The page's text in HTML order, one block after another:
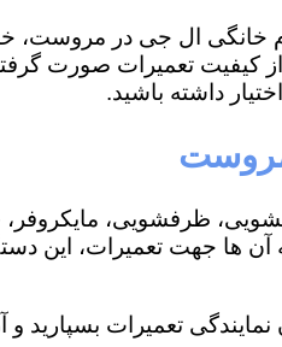
خانگی ال جی در مروست،
کیفیت تعمیرات صورت
داشته باشید.
مروست
ظرفشویی،
جهت تعمیرات، این
تعمیرات بسپارید و